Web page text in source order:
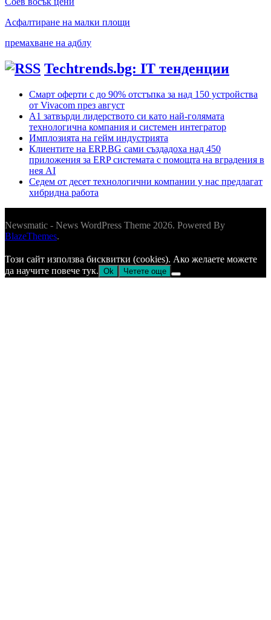
Асфалтиране на малки площи
премахване на адблу
Techtrends.bg: IT тенденции
Смарт оферти с до 90% отстъпка за над 150 устройства
от Vivacom през август
А1 затвърди лидерството си като най-голямата
технологична компания и системен интегратор
Имплозията на гейм индустрията
Клиентите на ERP.BG сами създадоха над 450
приложения за ERP системата с помощта на вградения в
нея AI
Седем от десет технологични компании у нас предлагат
хибридна работа
Newsmatic - News WordPress Theme 2026. Powered By
BlazeThemes.
Този сайт използва бисквитки (cookies). Ако желаете можете
да научите повече тук. Ok Четете още